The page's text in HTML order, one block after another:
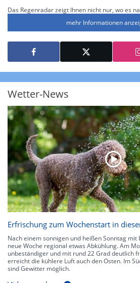
Das Regenradar zeigt Ihnen nicht nur, wo es
die Niederschlagsintensität. Diese bezieht
jeweils auf die Niederschlagsmenge in l/m²
Schneefall. Die 6 Stufen sind wie folgt
symbolisieren leichte bis mäßige Regen- bzw.
Intensität bis 8.1 l/m² pro Stunde. Dunkelblau
starke Niederschläge bis 35 l/m² pro Stunde.
auftreten. Extreme bzw. unwetterartige
über 150 l/m² pro Stunde an. Solche
Neben der Niederschlagsintensität kann auch
Niederschlagsgebiete und damit die
werden. Neben der 5-minütigen
Niederschlagsprognosefür die nächsten 2
wann und wo in Deutschland mit Regen oder
kennen zu jeder Zeit den genauen Verlauf
mehr Informationen
Wetter-News
Erfrischung zum Wochenstart in
Nach einem sonnigen und heißen Sonntag mit
neue Woche regional etwas Abkühlung. Am
unbeständiger und mit rund 22 Grad deutlich
erreicht die kühlere Luft auch den Osten. Im
sind Gewitter möglich.